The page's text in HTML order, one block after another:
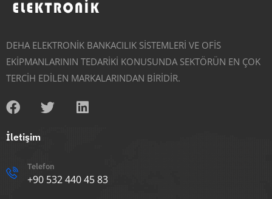
DEHA ELEKTRONİK BANKACILIK SİSTEMLERİ VE OFİS
EKİPMANLARININ TEDARİKİ KONUSUNDA SEKTÖRÜN EN ÇOK
TERCİH EDİLEN MARKALARINDAN BİRİDİR.
İletişim
Telefon
+90 532 440 45 83